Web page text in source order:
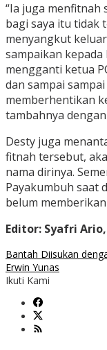
“Ia juga menfitnah
bagi saya itu tidak
menyangkut
sampaikan kepada
mengganti ketua
dan sampai
memberhentikan
tambahnya
Desty juga
fitnah tersebut,
nama dirinya.
Payakumbuh saat
belum
Editor: Syafri Ario,
Bantah Diisukan
Erwin Yunas
Ikuti Kami